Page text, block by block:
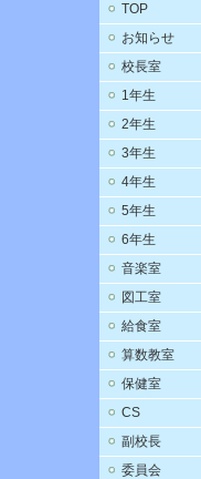
TOP
お知らせ
校長室
1年生
2年生
3年生
4年生
5年生
6年生
音楽室
図工室
給食室
算数教室
保健室
CS
副校長
委員会